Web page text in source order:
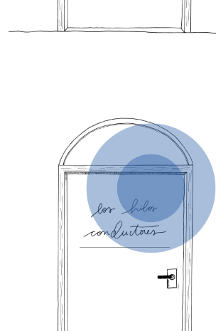
6- Los hilos conductores
El mismo malestar
desde diferentes planos